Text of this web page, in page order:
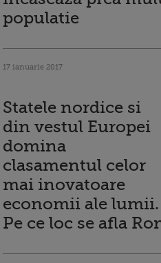
populatie
17 ianuarie 2017
Statele nordice si
din vestul Europei
domina
clasamentul celor
mai inovatoare
economii ale lumii.
Pe ce loc se afla